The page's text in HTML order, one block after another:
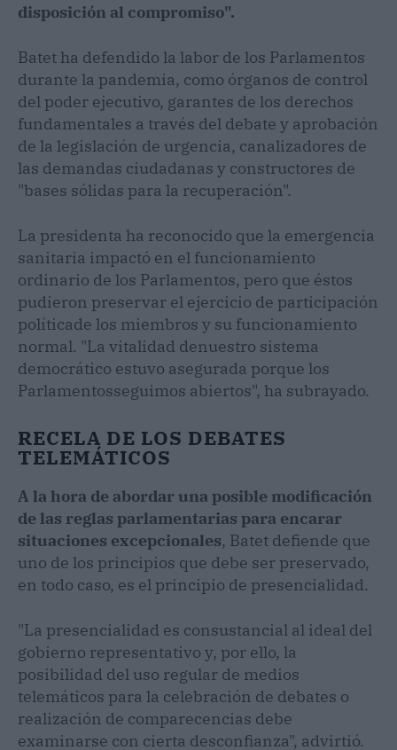
disposición al compromiso".
Batet ha defendido la labor de los Parlamentos
durante la pandemia, como órganos de control
del poder ejecutivo, garantes de los derechos
fundamentales a través del debate y aprobación
de la legislación de urgencia, canalizadores de
las demandas ciudadanas y constructores de
"bases sólidas para la recuperación".
La presidenta ha reconocido que la emergencia
sanitaria impactó en el funcionamiento
ordinario de los Parlamentos, pero que éstos
pudieron preservar el ejercicio de participación
políticade los miembros y su funcionamiento
normal. "La vitalidad denuestro sistema
democrático estuvo asegurada porque los
Parlamentosseguimos abiertos", ha subrayado.
RECELA DE LOS DEBATES
TELEMÁTICOS
A la hora de abordar una posible modificación
de las reglas parlamentarias para encarar
situaciones excepcionales, Batet defiende que
uno de los principios que debe ser preservado,
en todo caso, es el principio de presencialidad.
"La presencialidad es consustancial al ideal del
gobierno representativo y, por ello, la
posibilidad del uso regular de medios
telemáticos para la celebración de debates o
realización de comparecencias debe
examinarse con cierta desconfianza", advirtió.